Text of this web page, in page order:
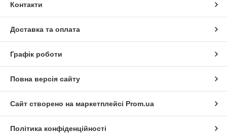
Контакти
Доставка та оплата
Графік роботи
Повна версія сайту
Сайт створено на маркетплейсі Prom.ua
Політика конфіденційності